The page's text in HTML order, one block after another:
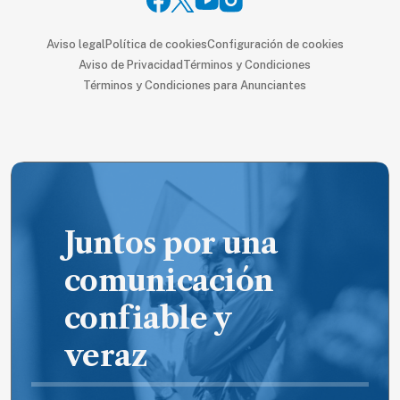
Aviso legalPolítica de cookiesConfiguración de cookies
Aviso de Privacidad Términos y Condiciones
Términos y Condiciones para Anunciantes
Juntos por una
comunicación
confiable y
veraz